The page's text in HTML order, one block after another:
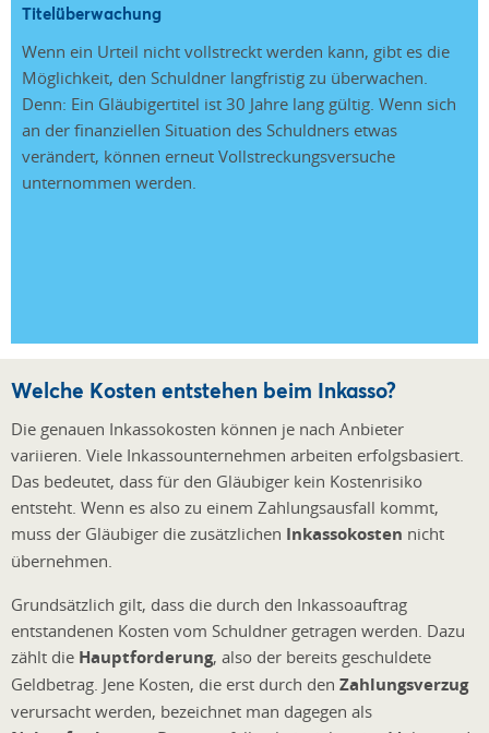
Titelüberwachung
Wenn ein Urteil nicht vollstreckt werden kann, gibt es die
Möglichkeit, den Schuldner langfristig zu überwachen.
Denn: Ein Gläubigertitel ist 30 Jahre lang gültig. Wenn sich
an der finanziellen Situation des Schuldners etwas
verändert, können erneut Vollstreckungsversuche
unternommen werden.
Welche Kosten entstehen beim Inkasso?
Die genauen Inkassokosten können je nach Anbieter
variieren. Viele Inkassounternehmen arbeiten erfolgsbasiert.
Das bedeutet, dass für den Gläubiger kein Kostenrisiko
entsteht. Wenn es also zu einem Zahlungsausfall kommt,
muss der Gläubiger die zusätzlichen Inkassokosten nicht
übernehmen.
Grundsätzlich gilt, dass die durch den Inkassoauftrag
entstandenen Kosten vom Schuldner getragen werden. Dazu
zählt die Hauptforderung, also der bereits geschuldete
Geldbetrag. Jene Kosten, die erst durch den Zahlungsverzug
verursacht werden, bezeichnet man dagegen als